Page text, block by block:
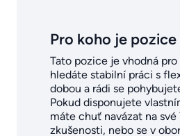
Pro koho je
Tato pozice je vhodná
hledáte stabilní práci s
dobou a rádi se
Pokud disponujete
máte chuť navázat na své
zkušenosti, nebo se v